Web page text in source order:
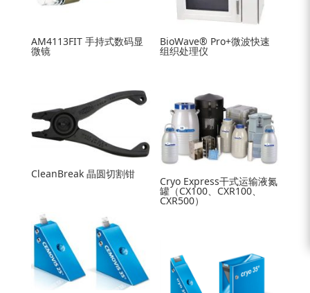
AM4113FIT 手持式数码显
微镜
BioWave® Pro+微波快速
组织处理仪
CleanBreak 晶圆切割钳
Cryo Express干式运输液氮
罐（CX100、CXR100、
CXR500）